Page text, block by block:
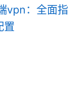
vpn：全面指
置